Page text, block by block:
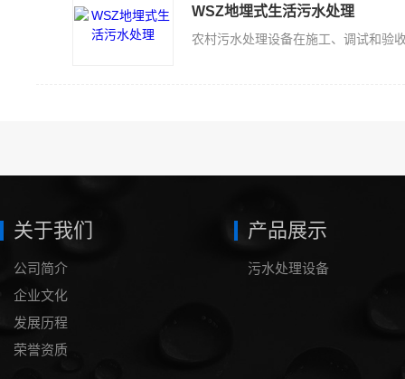
WSZ地埋式生活污水处理
关于我们
公司简介
企业文化
发展历程
荣誉资质
产品展示
污水处理设备